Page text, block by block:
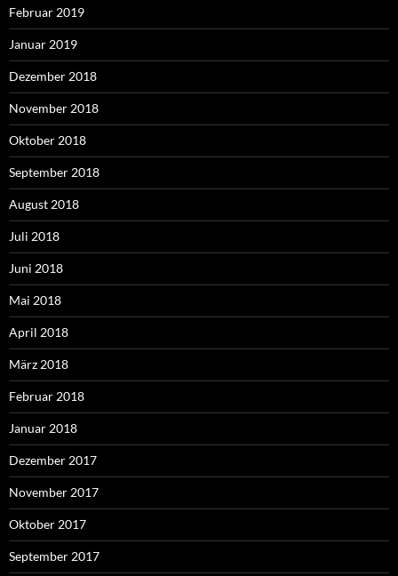
Februar 2019
Januar 2019
Dezember 2018
November 2018
Oktober 2018
September 2018
August 2018
Juli 2018
Juni 2018
Mai 2018
April 2018
März 2018
Februar 2018
Januar 2018
Dezember 2017
November 2017
Oktober 2017
September 2017